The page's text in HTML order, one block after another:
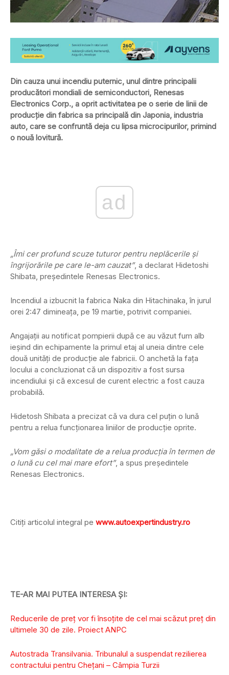
Din cauza unui incendiu puternic, unul dintre principalii
producători mondiali de semiconductori, Renesas
Electronics Corp., a oprit activitatea pe o serie de linii de
producție din fabrica sa principală din Japonia, industria
auto, care se confruntă deja cu lipsa microcipurilor, primind
o nouă lovitură.
ad
„Îmi cer profund scuze tuturor pentru neplăcerile și
îngrijorările pe care le-am cauzat”, a declarat Hidetoshi
Shibata, președintele Renesas Electronics.
Incendiul a izbucnit la fabrica Naka din Hitachinaka, în jurul
orei 2:47 dimineața, pe 19 martie, potrivit companiei.
Angajații au notificat pompierii după ce au văzut fum alb
ieșind din echipamente la primul etaj al uneia dintre cele
două unități de producție ale fabricii. O anchetă la fața
locului a concluzionat că un dispozitiv a fost sursa
incendiului și că excesul de curent electric a fost cauza
probabilă.
Hidetosh Shibata a precizat că va dura cel puțin o lună
pentru a relua funcționarea liniilor de producție oprite.
„Vom găsi o modalitate de a relua producția în termen de
o lună cu cel mai mare efort”, a spus președintele
Renesas Electronics.
Citiți articolul integral pe www.autoexpertindustry.ro
TE-AR MAI PUTEA INTERESA ȘI:
Reducerile de preț vor fi însoțite de cel mai scăzut preţ din
ultimele 30 de zile. Proiect ANPC
Autostrada Transilvania. Tribunalul a suspendat rezilierea
contractului pentru Cheţani – Câmpia Turzii